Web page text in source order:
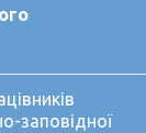
заповідної